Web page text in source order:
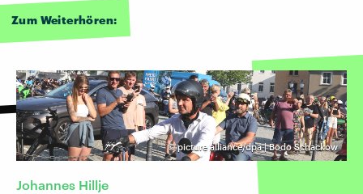
Zum Weiterhören:
©picture alliance/dpa | Bodo Schackow
Johannes Hillje